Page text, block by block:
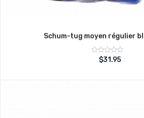
Schum-tug moyen régulier
Note
sur
$31.95